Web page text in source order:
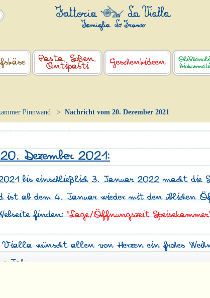
Pasta, Soßen,
Antipasti
Geschenkideen
Pinnwand Nachricht vom 20. Dezember 2021
Dezember 2021:
bis einschließlich 3. Januar 2022 macht die
ist ab dem 4. Januar wieder mit den üblichen
finden:"Lage/Öffnungszeit
Vialla wünscht allen von Herzen ein frohes
Jahr.